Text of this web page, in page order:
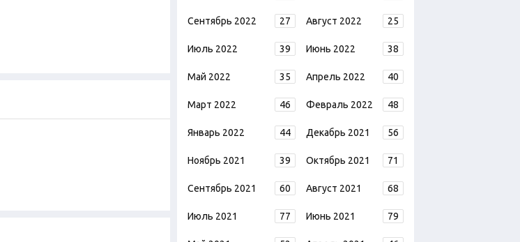
Сентябрь 2022 27 Август 2022 25
Июль 2022 39 Июнь 2022 38
Май 2022 35 Апрель 2022 40
Март 2022 46 Февраль 2022 48
Январь 2022 44 Декабрь 2021 56
Ноябрь 2021 39 Октябрь 2021 71
Сентябрь 2021 60 Август 2021 68
Июль 2021 77 Июнь 2021 79